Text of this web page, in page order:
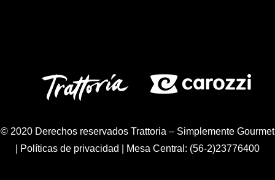
© 2020 Derechos reservados Trattoria – Simplemente Gourmet
Políticas de privacidad | Mesa Central: (56-2)23776400